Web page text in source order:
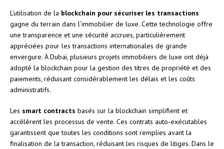
L’utilisation de la blockchain pour sécuriser les transactions
gagne du terrain dans l’immobilier de luxe. Cette technologie offre
une transparence et une sécurité accrues, particulièrement
appréciées pour les transactions internationales de grande
envergure. À Dubaï, plusieurs projets immobiliers de luxe ont déjà
adopté la blockchain pour la gestion des titres de propriété et des
paiements, réduisant considérablement les délais et les coûts
administratifs.
Les smart contracts basés sur la blockchain simplifient et
accélèrent les processus de vente. Ces contrats auto-exécutables
garantissent que toutes les conditions sont remplies avant la
finalisation de la transaction, réduisant les risques de litiges. Dans le